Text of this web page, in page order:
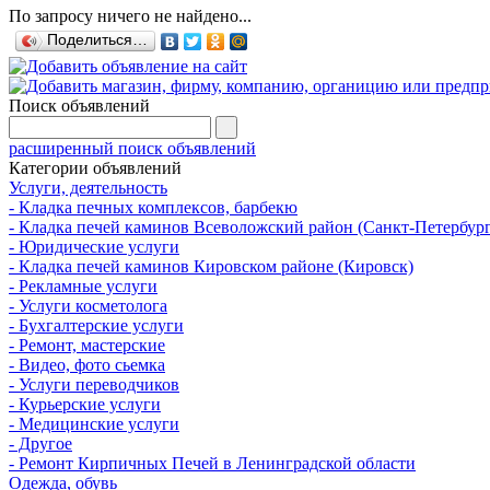
По запросу ничего не найдено...
Поделиться…
Поиск объявлений
расширенный поиск объявлений
Категории объявлений
Услуги, деятельность
- Кладка печных комплексов, барбекю
- Кладка печей каминов Всеволожский район (Санкт-
- Юридические услуги
- Кладка печей каминов Кировском районе (Кировск)
- Рекламные услуги
- Услуги косметолога
- Бухгалтерские услуги
- Ремонт, мастерские
- Видео, фото сьемка
- Услуги переводчиков
- Курьерские услуги
- Медицинские услуги
- Другое
- Ремонт Кирпичных Печей в Ленинградской области
Одежда, обувь